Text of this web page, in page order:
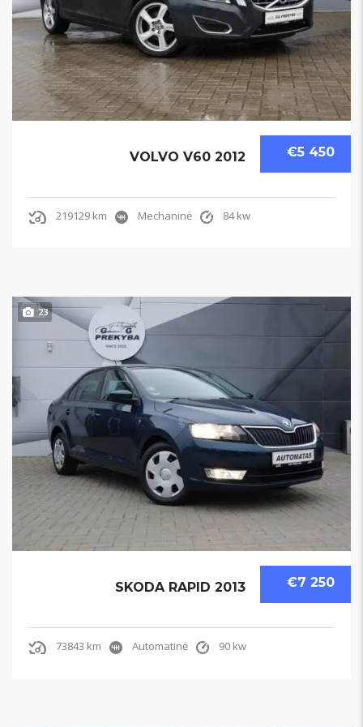
€5 450
VOLVO V60 2012
219129 km Mechaninė 84 kw
23
€7 250
SKODA RAPID 2013
73843 km Automatinė 90 kw